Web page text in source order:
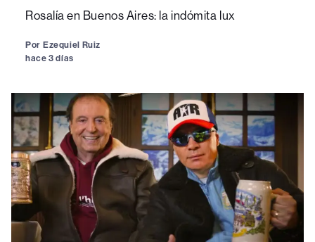
Rosalía en Buenos Aires: la indómita lux
Por Ezequiel Ruiz
hace 3 días